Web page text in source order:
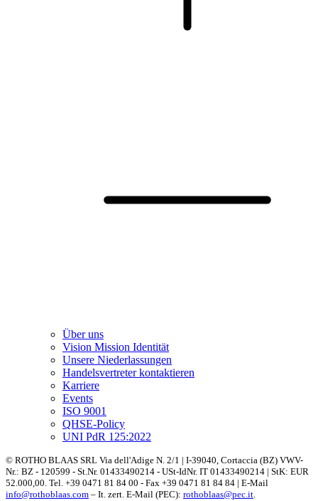
Über uns
Vision Mission Identität
Unsere Niederlassungen
Handelsvertreter kontaktieren
Karriere
Events
ISO 9001
QHSE-Policy
UNI PdR 125:2022
© ROTHO BLAAS SRL Via dell'Adige N. 2/1 | I-39040, Cortaccia (BZ) VWV-
Nr.: BZ - 120599 - St.Nr. 01433490214 - USt-IdNr. IT 01433490214 | StK: EUR
52.000,00. Tel. +39 0471 81 84 00 - Fax +39 0471 81 84 84 | E-Mail
info@rothoblaas.com – It. zert. E-Mail (PEC): rothoblaas@pec.it.